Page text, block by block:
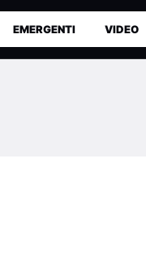
EMERGENTI VIDEO